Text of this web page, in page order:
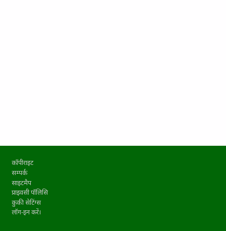
Footer
कॉपीराइट
सम्पर्क
साइटमैप
प्राइवसी पॉलिसि
कुकी सेटिंग्स
लॉग-इन करें।